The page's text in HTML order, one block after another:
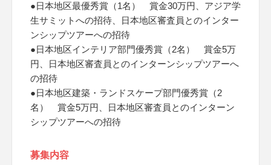
●日本地区最優秀賞（1名） 賞金30万円、アジア学
生サミットへの招待、日本地区審査員とのインター
ンシップツアーへの招待
●日本地区インテリア部門優秀賞（2名） 賞金5万
円、日本地区審査員とのインターンシップツアーへ
の招待
●日本地区建築・ランドスケープ部門優秀賞（2
名） 賞金5万円、日本地区審査員とのインターン
シップツアーへの招待
募集内容